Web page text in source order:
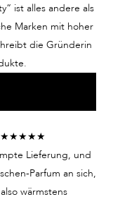
ist alles andere als
Marken mit hoher
die Gründerin
★★★★★
Lieferung, und
Parfum an sich,
wärmstens